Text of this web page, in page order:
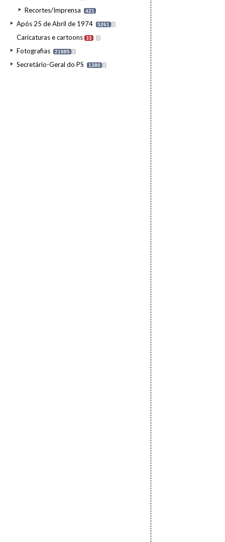
Recortes/Imprensa 421
Após 25 de Abril de 1974 5261 I
Caricaturas e cartoons 33 I
Fotografias 21885 I
Secretário-Geral do PS 1380 I